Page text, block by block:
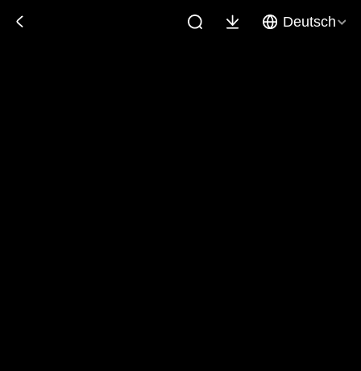
Deutsch